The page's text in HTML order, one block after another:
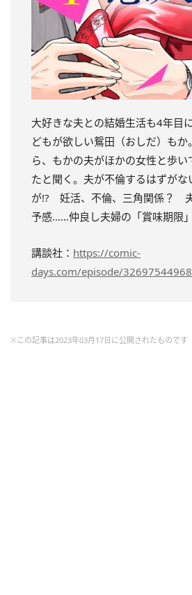
大好きな夫との結婚生活も4年目
どもが欲しい鴛田（おしだ）も
ら、もかの夫がほかの女性と歩
たと聞く。夫が不倫するはずがな
が!? 妊活、不倫、三角関係？
予感……仲良し夫婦の「賞味期限」
講談社： https://comic-
days.com/episode/
※この記事は2023年03月17日に公開されたものです